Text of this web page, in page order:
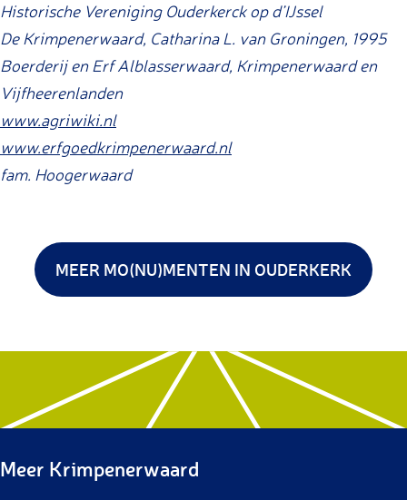
Historische Vereniging Ouderkerck op d’IJssel
De Krimpenerwaard, Catharina L. van Groningen, 1995
Boerderij en Erf Alblasserwaard, Krimpenerwaard en
Vijfheerenlanden
www.agriwiki.nl
www.erfgoedkrimpenerwaard.nl
fam. Hoogerwaard
MEER MO(NU)MENTEN IN OUDERKERK
Meer Krimpenerwaard